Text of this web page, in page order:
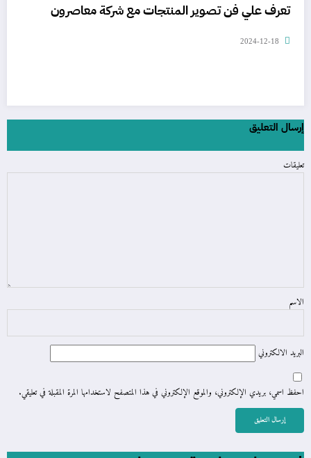
تعرف علي فن تصوير المنتجات مع شركة معاصرون
2024-12-18
إرسال التعليق
تعليقات
الاسم
البريد الالكتروني
احفظ اسمي، بريدي الإلكتروني، والموقع الإلكتروني في هذا المتصفح لاستخدامها المرة المقبلة في تعليقي.